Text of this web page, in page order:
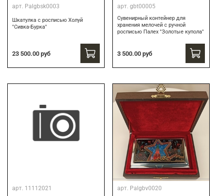
арт. Palgbsk0003
Шкатулка с росписью Холуй
"Сивка-Бурка"
23 500.00 руб
арт. gbt00005
Сувенирный контейнер для
хранения мелочей с ручной
росписью Палех "Золотые купола"
3 500.00 руб
арт. 11112021 арт. Palgbv0020